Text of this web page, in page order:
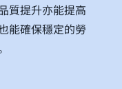
質提升亦能提高
能確保穩定的勞